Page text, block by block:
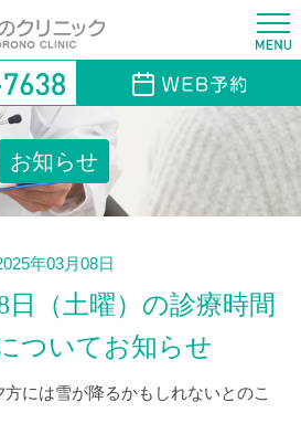
お知らせ
年03月08日
日（土曜）の診療時間
ついてお知らせ
には雪が降るかもしれないとのこ